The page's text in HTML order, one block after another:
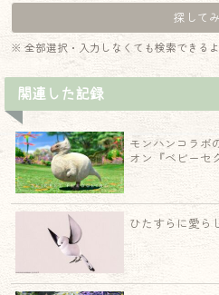
※ 全部選択・入力しなくても検索できるよ
関連した記録
モンハンコラボ
オン『ベビーセ
ひたすらに愛ら